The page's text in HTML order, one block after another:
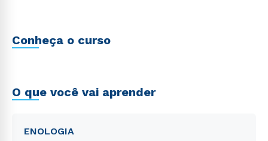
Conheça o curso
O que você vai aprender
ENOLOGIA